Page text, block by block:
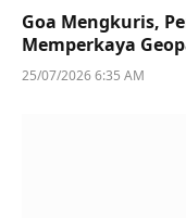
Goa Mengkuris,
Memperkaya
25/07/2026 6:35 AM